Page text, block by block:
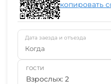
Скопировать
Дата заезда и отъезда
Когда
ГОСТИ
Взрослых: 2